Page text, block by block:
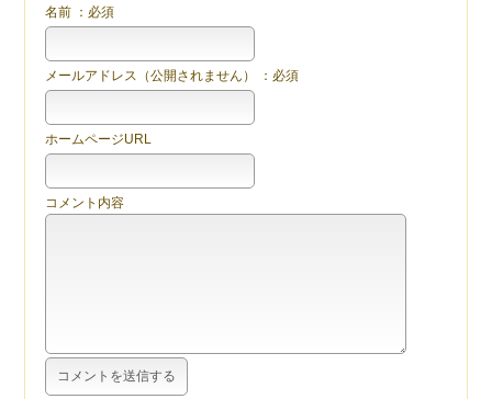
名前 ：必須
メールアドレス（公開されません） ：必須
ホームページURL
コメント内容